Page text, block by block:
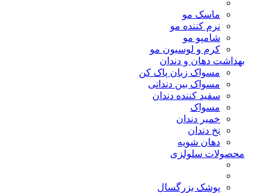
ماسک مو
نرم کننده مو
شامپو مو
کرم و لوسیون مو
بهداشت دهان و دندان
مسواک زبان پاک کن
مسواک بین دندانی
سفید کننده دندان
مسواک
خمیر دندان
نخ دندان
دهان شویه
محصولات سلولزی
پوشک بزرگسال